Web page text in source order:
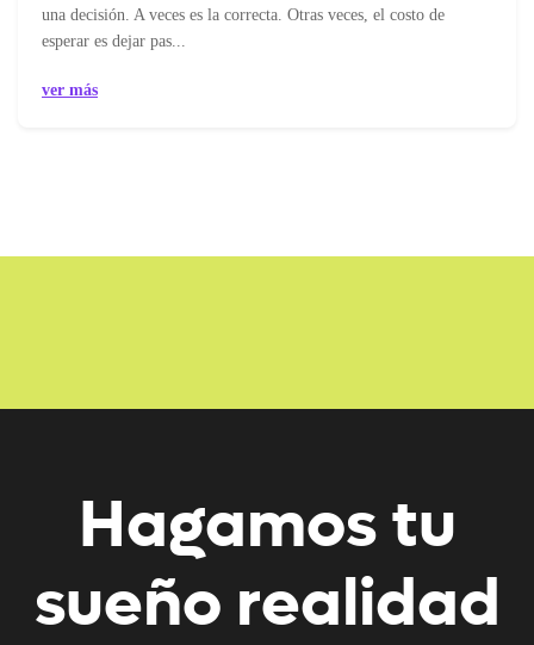
una decisión. A veces es la correcta. Otras veces, el costo de
esperar es dejar pas...
ver más
Hagamos tu
sueño realidad